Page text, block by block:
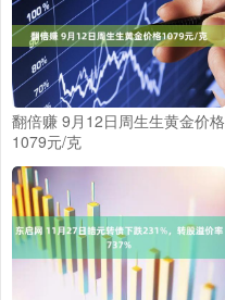
翻倍赚 9月12日周生生黄金价格
1079元/克